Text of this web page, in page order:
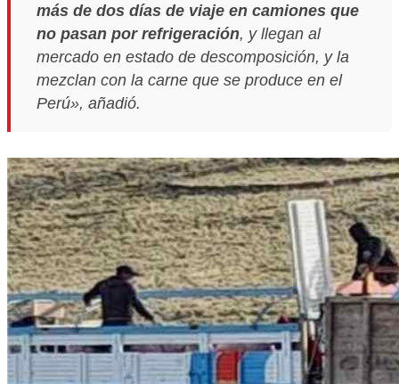
más de dos días de viaje en camiones que
no pasan por refrigeración, y llegan al
mercado en estado de descomposición, y la
mezclan con la carne que se produce en el
Perú», añadió.